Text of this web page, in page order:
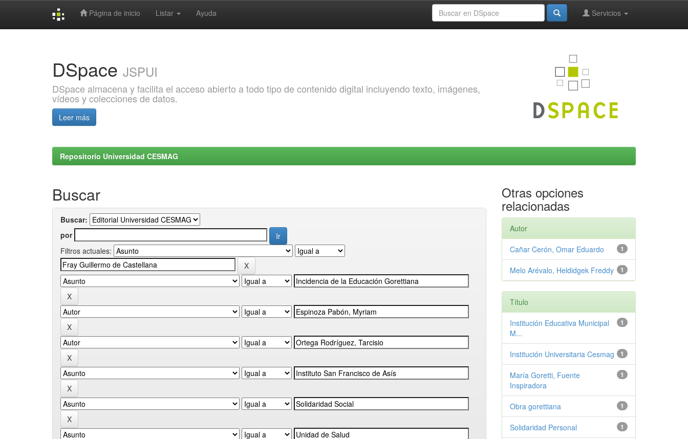
Página de inicio Listar Ayuda Servicios
DSpace JSPUI
DSpace almacena y facilita el acceso abierto a todo tipo de contenido digital incluyendo texto, imágenes,
vídeos y colecciones de datos.
Leer más
Repositorio Universidad CESMAG
Buscar
Buscar:
por
Filtros actuales:
Otras opciones
relacionadas
Autor
1
Cañar Cerón, Omar Eduardo
1
Melo Arévalo, Heldidgek Freddy
Título
1
Institución Educativa Municipal
M...
1
Institución Universitaria Cesmag
1
María Goretti, Fuente
Inspiradora
1
Obra gorettiana
1
Solidaridad Personal